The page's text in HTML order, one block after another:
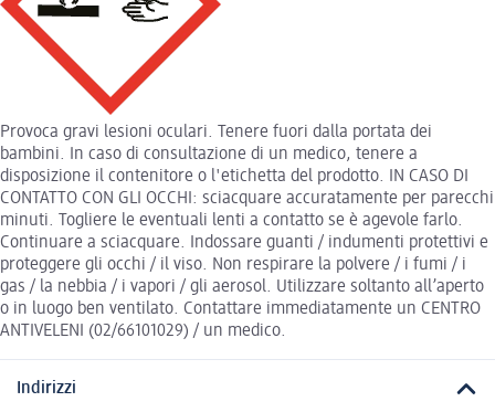
Provoca gravi lesioni oculari. Tenere fuori dalla portata dei
bambini. In caso di consultazione di un medico, tenere a
disposizione il contenitore o l'etichetta del prodotto. IN CASO DI
CONTATTO CON GLI OCCHI: sciacquare accuratamente per parecchi
minuti. Togliere le eventuali lenti a contatto se è agevole farlo.
Continuare a sciacquare. Indossare guanti / indumenti protettivi e
proteggere gli occhi / il viso. Non respirare la polvere / i fumi / i
gas / la nebbia / i vapori / gli aerosol. Utilizzare soltanto all’aperto
o in luogo ben ventilato. Contattare immediatamente un CENTRO
ANTIVELENI (02/66101029) / un medico.
Indirizzi